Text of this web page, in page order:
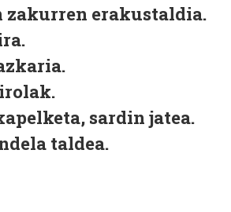
zakurren erakustaldia.
sardin jatea.
taldea.